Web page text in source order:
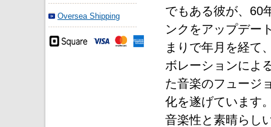
でもある彼が、60
ンクをアップデー
まりで年月を経て
ボレーションによ
た音楽のフュージ
化を遂げています
音楽性と素晴らし
Oversea Shipping